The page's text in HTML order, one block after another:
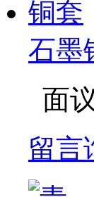
石墨
面议
留言